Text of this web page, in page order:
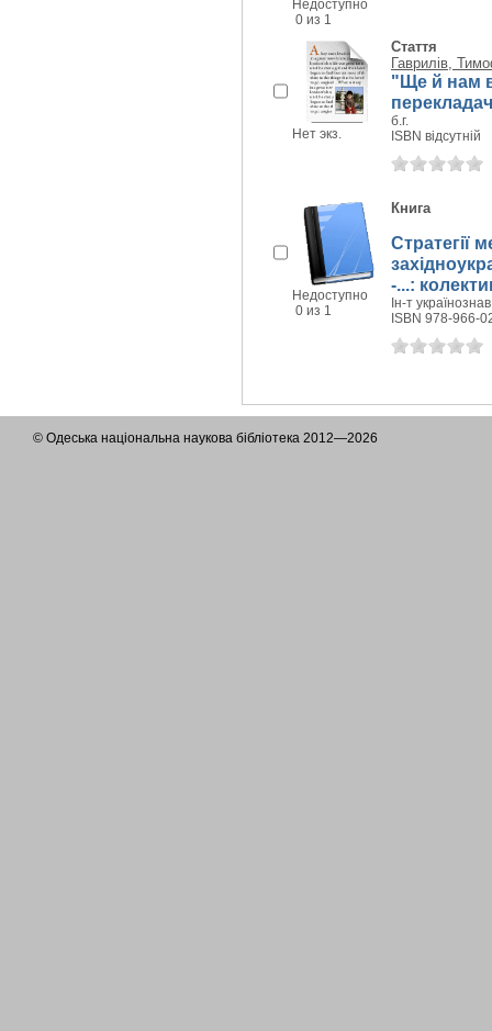
Недоступно
0 из 1
Нет экз.
Стаття
Гаврилів,
"Ще й нам
перекладач
б.г.
ISBN відсутній
Недоступно
0 из 1
Книга
Стратегії
-...:
Ін-т
ISBN 978-966-
© Одеська національна наукова бібліотека 2012—2026